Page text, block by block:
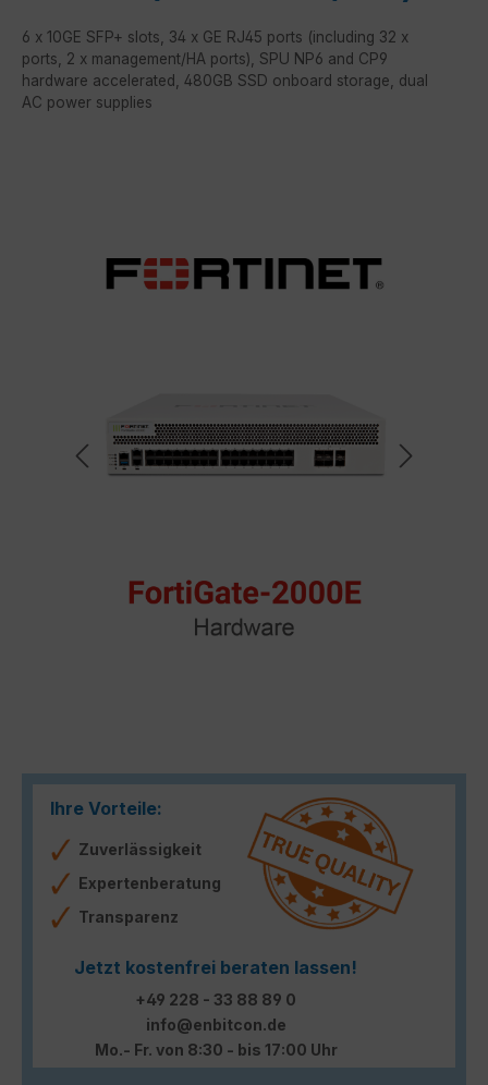
6 x 10GE SFP+ slots, 34 x GE RJ45 ports (including 32 x
ports, 2 x management/HA ports), SPU NP6 and CP9
hardware accelerated, 480GB SSD onboard storage, dual
AC power supplies
Ihre Vorteile:
Zuverlässigkeit
Expertenberatung
Transparenz
Jetzt kostenfrei beraten lassen!
+49 228 - 33 88 89 0
info@enbitcon.de
Mo.- Fr. von 8:30 - bis 17:00 Uhr